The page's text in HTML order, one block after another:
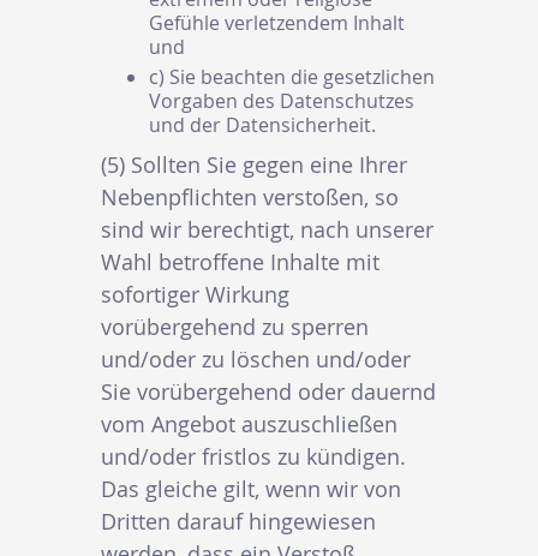
Gefühle verletzendem Inhalt
und
c) Sie beachten die gesetzlichen
Vorgaben des Datenschutzes
und der Datensicherheit.
(5) Sollten Sie gegen eine Ihrer
Nebenpflichten verstoßen, so
sind wir berechtigt, nach unserer
Wahl betroffene Inhalte mit
sofortiger Wirkung
vorübergehend zu sperren
und/oder zu löschen und/oder
Sie vorübergehend oder dauernd
vom Angebot auszuschließen
und/oder fristlos zu kündigen.
Das gleiche gilt, wenn wir von
Dritten darauf hingewiesen